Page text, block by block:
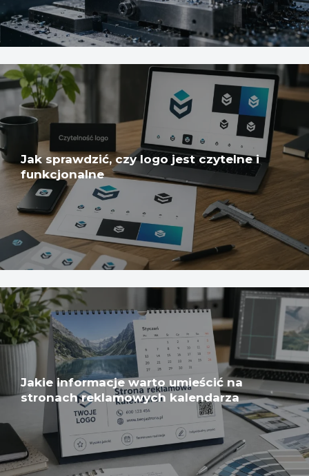
Jak sprawdzić, czy logo jest czytelne i
funkcjonalne
Jakie informacje warto umieścić na
stronach reklamowych kalendarza